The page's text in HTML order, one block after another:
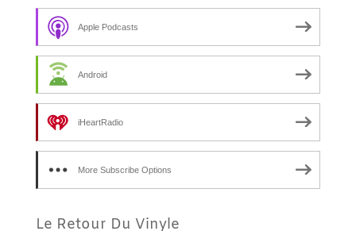
Apple Podcasts
Android
iHeartRadio
More Subscribe Options
Le Retour Du Vinyle